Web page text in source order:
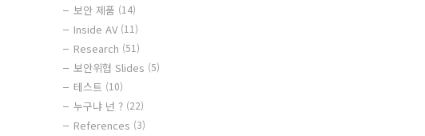
보안 제품 (14)
Inside AV (11)
Research (51)
보안위협 Slides (5)
테스트 (10)
누구냐 넌 ? (22)
References (3)